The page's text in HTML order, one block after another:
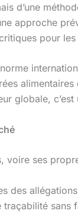
d’une
approche
pour les
norme
globale,
voire ses
des
traçabilité